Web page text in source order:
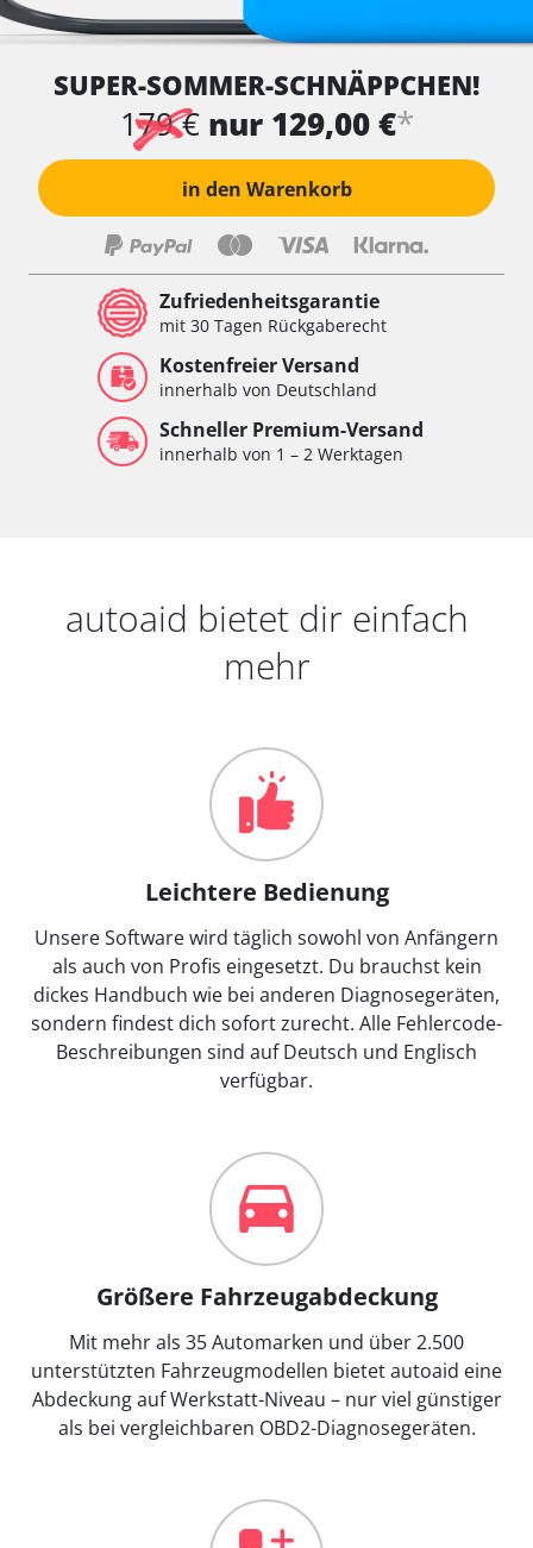
SUPER-SOMMER-SCHNÄPPCHEN!
179 € nur 129,00 €*
in den Warenkorb
Zufriedenheitsgarantie
mit 30 Tagen Rückgaberecht
Kostenfreier Versand
innerhalb von Deutschland
Schneller Premium-Versand
innerhalb von 1 – 2 Werktagen
autoaid bietet dir einfach
mehr
Leichtere Bedienung
Unsere Software wird täglich sowohl von Anfängern
als auch von Profis eingesetzt. Du brauchst kein
dickes Handbuch wie bei anderen Diagnosegeräten,
sondern findest dich sofort zurecht. Alle Fehlercode-
Beschreibungen sind auf Deutsch und Englisch
verfügbar.
Größere Fahrzeugabdeckung
Mit mehr als 35 Automarken und über 2.500
unterstützten Fahrzeugmodellen bietet autoaid eine
Abdeckung auf Werkstatt-Niveau – nur viel günstiger
als bei vergleichbaren OBD2-Diagnosegeräten.